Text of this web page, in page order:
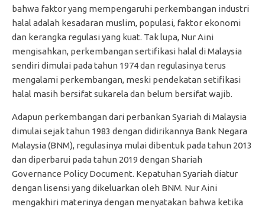
bahwa faktor yang mempengaruhi perkembangan industri
halal adalah kesadaran muslim, populasi, faktor ekonomi
dan kerangka regulasi yang kuat. Tak lupa, Nur Aini
mengisahkan, perkembangan sertifikasi halal di Malaysia
sendiri dimulai pada tahun 1974 dan regulasinya terus
mengalami perkembangan, meski pendekatan setifikasi
halal masih bersifat sukarela dan belum bersifat wajib.
Adapun perkembangan dari perbankan Syariah di Malaysia
dimulai sejak tahun 1983 dengan didirikannya Bank Negara
Malaysia (BNM), regulasinya mulai dibentuk pada tahun 2013
dan diperbarui pada tahun 2019 dengan Shariah
Governance Policy Document. Kepatuhan Syariah diatur
dengan lisensi yang dikeluarkan oleh BNM. Nur Aini
mengakhiri materinya dengan menyatakan bahwa ketika